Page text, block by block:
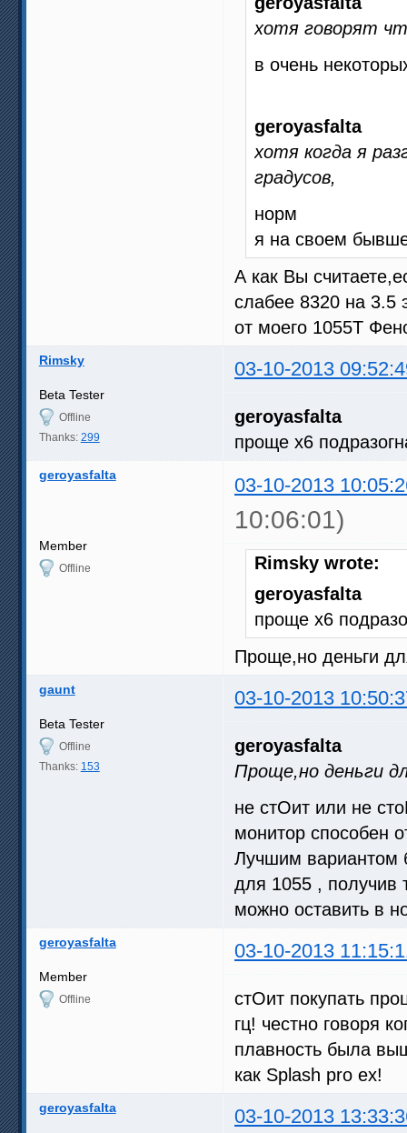
хотя говорят
в очень
geroyasfalta
хотя когда я
градусов,
норм
я на своем
А как Вы
слабее 8320 на 3.5
от моего 1055Т
Rimsky 03-10-2013
Beta Tester
Offline
Thanks: 299
geroyasfalta
проще х6
geroyasfalta 03-10-2013
10:06:01)
Member
Offline
Rimsky wrote:
geroyasfalta
проще х6
Проще,но деньги
gaunt 03-10-2013
Beta Tester
Offline
Thanks: 153
geroyasfalta
Проще,но деньги
не стОит или не
монитор способен
Лучшим вариантом
для 1055 , получив
можно оставить в
geroyasfalta 03-10-2013
Member
Offline
стОит покупать
гц! честно говоря
плавность была
как Splash pro ex!
geroyasfalta 03-10-2013